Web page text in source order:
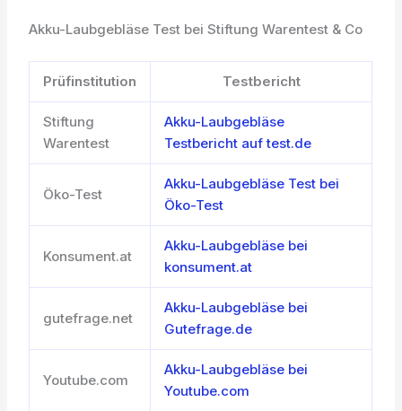
Akku-Laubgebläse Test bei Stiftung Warentest & Co
Prüfinstitution Testbericht
Stiftung
Warentest
Akku-Laubgebläse
Testbericht auf test.de
Öko-Test
Akku-Laubgebläse Test bei
Öko-Test
Konsument.at
Akku-Laubgebläse bei
konsument.at
gutefrage.net
Akku-Laubgebläse bei
Gutefrage.de
Youtube.com
Akku-Laubgebläse bei
Youtube.com